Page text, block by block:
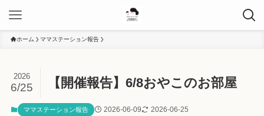
ホーム ママステーション報告
【開催報告】6/8おやこのお部屋
2026
6/25
ママステーション報告 2026-06-09 2026-06-25